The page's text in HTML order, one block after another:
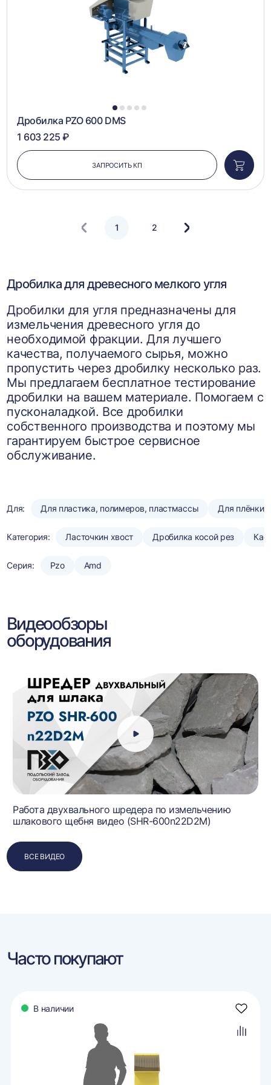
1 2 3 4 5
Дробилка PZO 600 DMS
1 603 225 ₽
ЗАПРОСИТЬ КП
в
1 2
Следующая
Дробилка для древесного мелкого угля
Дробилки для угля предназначены для
измельчения древесного угля до
необходимой фракции. Для лучшего
качества, получаемого сырья, можно
пропустить через дробилку несколько раз.
Мы предлагаем бесплатное тестирование
дробилки на вашем материале. Помогаем с
пусконаладкой. Все дробилки
собственного производства и поэтому мы
гарантируем быстрое сервисное
обслуживание.
Для: Для пластика, полимеров, пластмассы Для плёнки
Категория: Ласточкин хвост Дробилка косой рез
Серия: Pzo Amd
Видеообзоры
оборудования
Работа двухвального шредера по измельчению
шлакового щебня видео (SHR-600n22D2M)
ВСЕ ВИДЕО
Часто покупают
В наличии